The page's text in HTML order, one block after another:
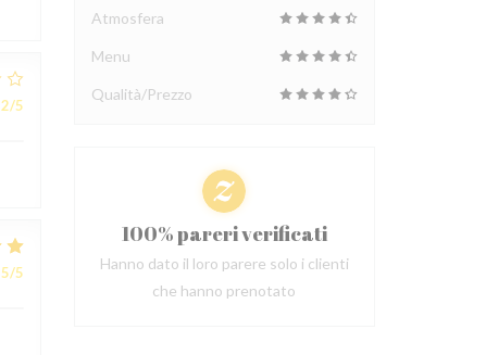
2/5
5/5
Atmosfera
Menu
Qualità/Prezzo
100% pareri verificati
Hanno dato il loro parere solo i clienti
che hanno prenotato